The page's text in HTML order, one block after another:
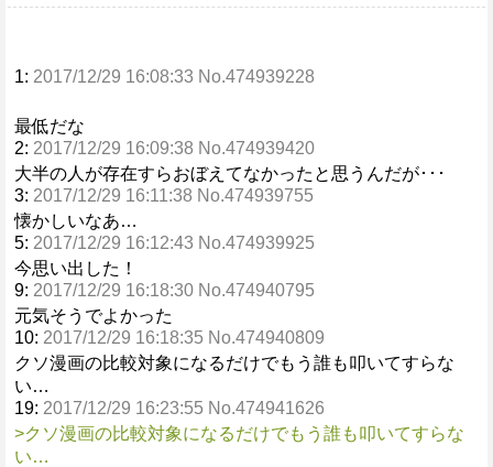
1: 2017/12/29 16:08:33 No.474939228
最低だな
2: 2017/12/29 16:09:38 No.474939420
大半の人が存在すらおぼえてなかったと思うんだが･･･
3: 2017/12/29 16:11:38 No.474939755
懐かしいなあ…
5: 2017/12/29 16:12:43 No.474939925
今思い出した！
9: 2017/12/29 16:18:30 No.474940795
元気そうでよかった
10: 2017/12/29 16:18:35 No.474940809
クソ漫画の比較対象になるだけでもう誰も叩いてすらな
い…
19: 2017/12/29 16:23:55 No.474941626
>クソ漫画の比較対象になるだけでもう誰も叩いてすらな
い…